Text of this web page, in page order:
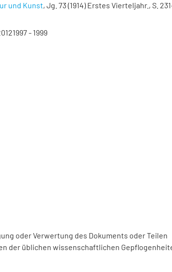
und Kunst, Jg. 73 (1914) Erstes Vierteljahr., S.
- 1999
oder Verwertung des Dokuments oder Teilen
der üblichen wissenschaftlichen